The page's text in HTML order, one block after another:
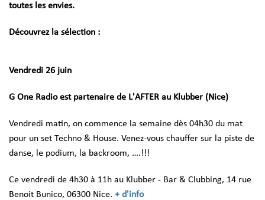
toutes les envies.
Découvrez la sélection :
Vendredi 26 juin
G One Radio est partenaire de L'AFTER au Klubber (Nice)
Vendredi matin, on commence la semaine dès 04h30 du mat
pour un set Techno & House. Venez-vous chauffer sur la piste de
danse, le podium, la backroom, ….!!!
Ce vendredi de 4h30 à 11h au Klubber - Bar & Clubbing, 14 rue
Benoit Bunico, 06300 Nice. + d'info